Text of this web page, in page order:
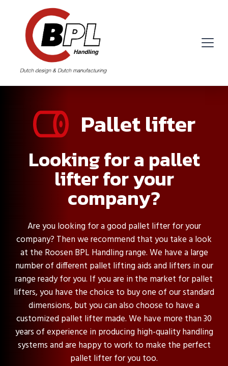
Pallet lifter
Looking for a pallet
lifter for your
company?
Are you looking for a good pallet lifter for your
company? Then we recommend that you take a look
at the Roosen BPL Handling range. We have a large
number of different pallet lifting aids and lifters in our
range ready for you. If you are in the market for pallet
lifters, you have the choice to buy one of our standard
dimensions, but you can also choose to have a
customized pallet lifter made. We have more than 30
years of experience in producing high-quality handling
systems and are happy to work to make the perfect
pallet lifter for you too.